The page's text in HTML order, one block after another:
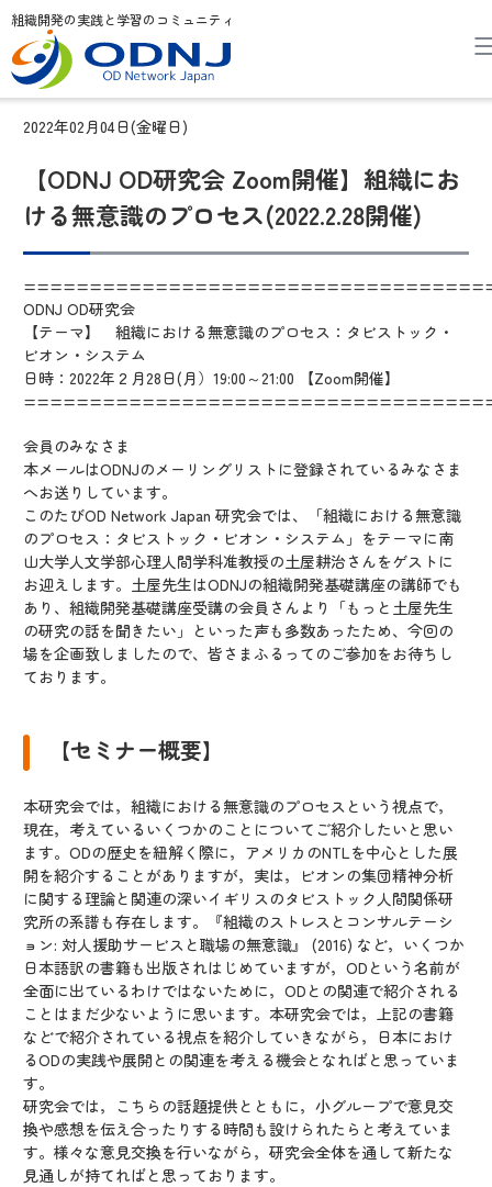
組織開発の実践と学習のコミュニティ
2022年02月04日(金曜日)
【ODNJ OD研究会 Zoom開催】組織にお
ける無意識のプロセス(2022.2.28開催)
ODNJ OD研究会
【テーマ】 組織における無意識のプロセス：タビストック・
ビオン・システム
日時：2022年２月28日(月）19:00～21:00 【Zoom開催】
会員のみなさま
本メールはODNJのメーリングリストに登録されているみなさま
へお送りしています。
このたびOD Network Japan 研究会では、「組織における無意識
のプロセス：タビストック・ビオン・システム」をテーマに南
山大学人文学部心理人間学科准教授の土屋耕治さんをゲストに
お迎えします。土屋先生はODNJの組織開発基礎講座の講師でも
あり、組織開発基礎講座受講の会員さんより「もっと土屋先生
の研究の話を聞きたい」といった声も多数あったため、今回の
場を企画致しましたので、皆さまふるってのご参加をお待ちし
ております。
【セミナー概要】
本研究会では，組織における無意識のプロセスという視点で，
現在，考えているいくつかのことについてご紹介したいと思い
ます。ODの歴史を紐解く際に，アメリカのNTLを中心とした展
開を紹介することがありますが，実は，ビオンの集団精神分析
に関する理論と関連の深いイギリスのタビストック人間関係研
究所の系譜も存在します。『組織のストレスとコンサルテーシ
ョン: 対人援助サービスと職場の無意識』 (2016) など，いくつか
日本語訳の書籍も出版されはじめていますが，ODという名前が
全面に出ているわけではないために，ODとの関連で紹介される
ことはまだ少ないように思います。本研究会では，上記の書籍
などで紹介されている視点を紹介していきながら，日本におけ
るODの実践や展開との関連を考える機会となればと思っていま
す。
研究会では，こちらの話題提供とともに，小グループで意見交
換や感想を伝え合ったりする時間も設けられたらと考えていま
す。様々な意見交換を行いながら，研究会全体を通して新たな
見通しが持てればと思っております。